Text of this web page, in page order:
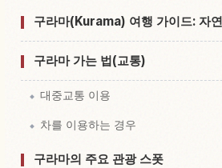
산 Mount Kurama, Kyoto
구라마(Kurama) 여행 가이드: 자연
구라마 가는 법(교통)
대중교통 이용
차를 이용하는 경우
구라마의 주요 관광 스폿